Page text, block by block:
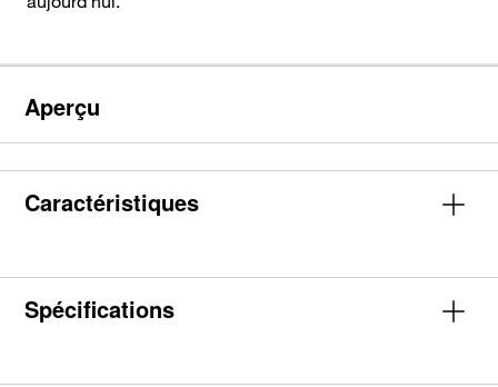
Aperçu
Caractéristiques
Spécifications